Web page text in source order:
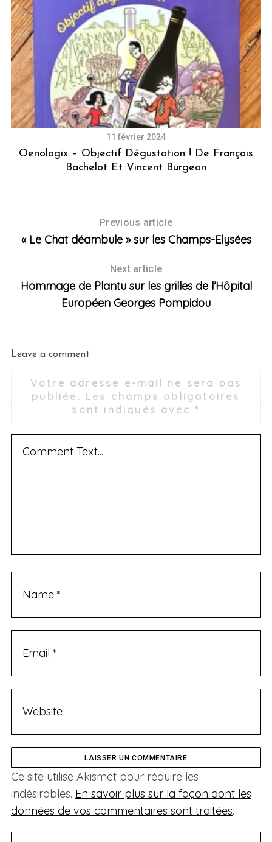
11 février 2024
Oenologix – Objectif Dégustation ! De François
Bachelot Et Vincent Burgeon
Previous article
« Le Chat déambule » sur les Champs-Elysées
Next article
Hommage de Plantu sur les grilles de l’Hôpital
Européen Georges Pompidou
Leave a comment
Votre adresse e-mail ne sera pas
publiée. Les champs obligatoires
sont indiqués avec*
Ce site utilise Akismet pour réduire les
indésirables. En savoir plus sur la façon dont les
données de vos commentaires sont traitées.
S
e
r
o
r
: